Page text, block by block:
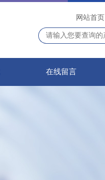
网站首页
在线留言